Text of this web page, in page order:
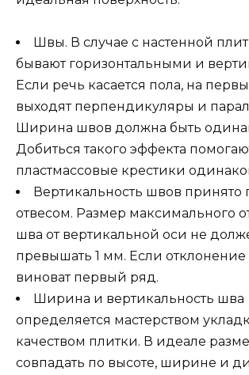
Швы. В случае с настенной
бывают горизонтальными и
Если речь касается пола, на
выходят перпендикуляры и
Ширина швов должна быть
Добиться такого эффекта
пластмассовые крестики
Вертикальность швов принято
отвесом. Размер максимального
шва от вертикальной оси не
превышать 1 мм. Если
виноват первый ряд.
Ширина и вертикальность шва
определяется мастерством
качеством плитки. В идеале
совпадать по высоте, ширине и